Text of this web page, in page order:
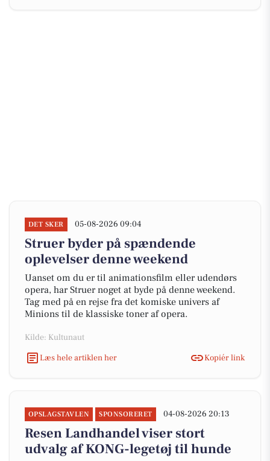
DET SKER 05-08-2026 09:04
Struer byder på spændende
oplevelser denne weekend
Uanset om du er til animationsfilm eller udendørs
opera, har Struer noget at byde på denne weekend.
Tag med på en rejse fra det komiske univers af
Minions til de klassiske toner af opera.
Kilde: Kultunaut
Læs hele artiklen her
Kopiér link
OPSLAGSTAVLEN SPONSORERET 04-08-2026 20:13
Resen Landhandel viser stort
udvalg af KONG-legetøj til hunde